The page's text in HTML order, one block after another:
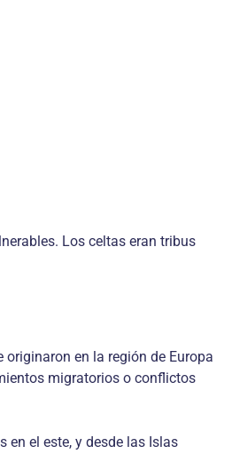
Los celtas eran tribus
en la región de Europa
migratorios o conflictos
en el este, y desde las Islas